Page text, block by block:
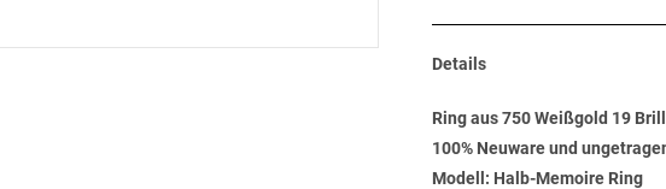
Details
Ring aus 750 Weißgold 19
100% Neuware und
Modell: Halb-Memoire Ring